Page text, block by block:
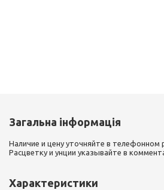
Загальна інформація
Наличие и цену уточняйте в телефонном
Расцветку и унции указывайте в
Характеристики